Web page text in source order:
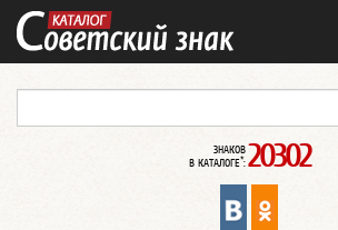
ЗНАКОВ
В КАТАЛОГЕ*: 20302